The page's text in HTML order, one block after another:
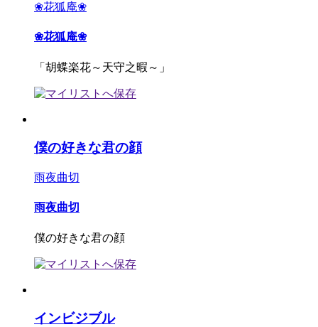
❀花狐庵❀
❀花狐庵❀
「胡蝶楽花～天守之暇～」
僕の好きな君の顔
雨夜曲切
雨夜曲切
僕の好きな君の顔
インビジブル